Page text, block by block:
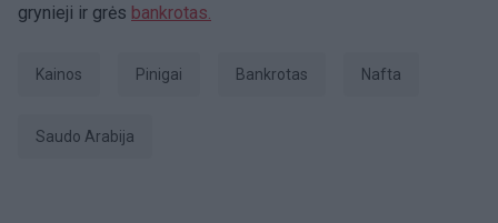
grynieji ir grės bankrotas.
Kainos Pinigai Bankrotas Nafta
Saudo Arabija